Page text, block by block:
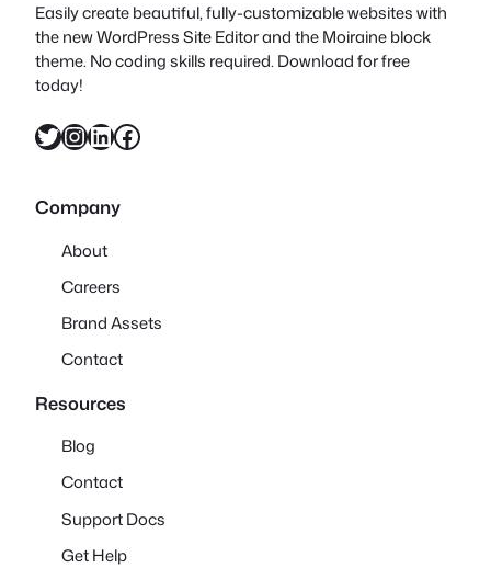
Easily create beautiful, fully-customizable websites with
the new WordPress Site Editor and the Moiraine block
theme. No coding skills required. Download for free
today!
X InstagramLinkedIn Facebook
Company
About
Careers
Brand Assets
Contact
Resources
Blog
Contact
Support Docs
Get Help